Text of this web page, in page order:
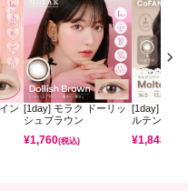
ン [1day] モラク ドーリッ
シュブラウン
¥1,760(税込)
[1day] コフ
ルテンパフ
¥1,848